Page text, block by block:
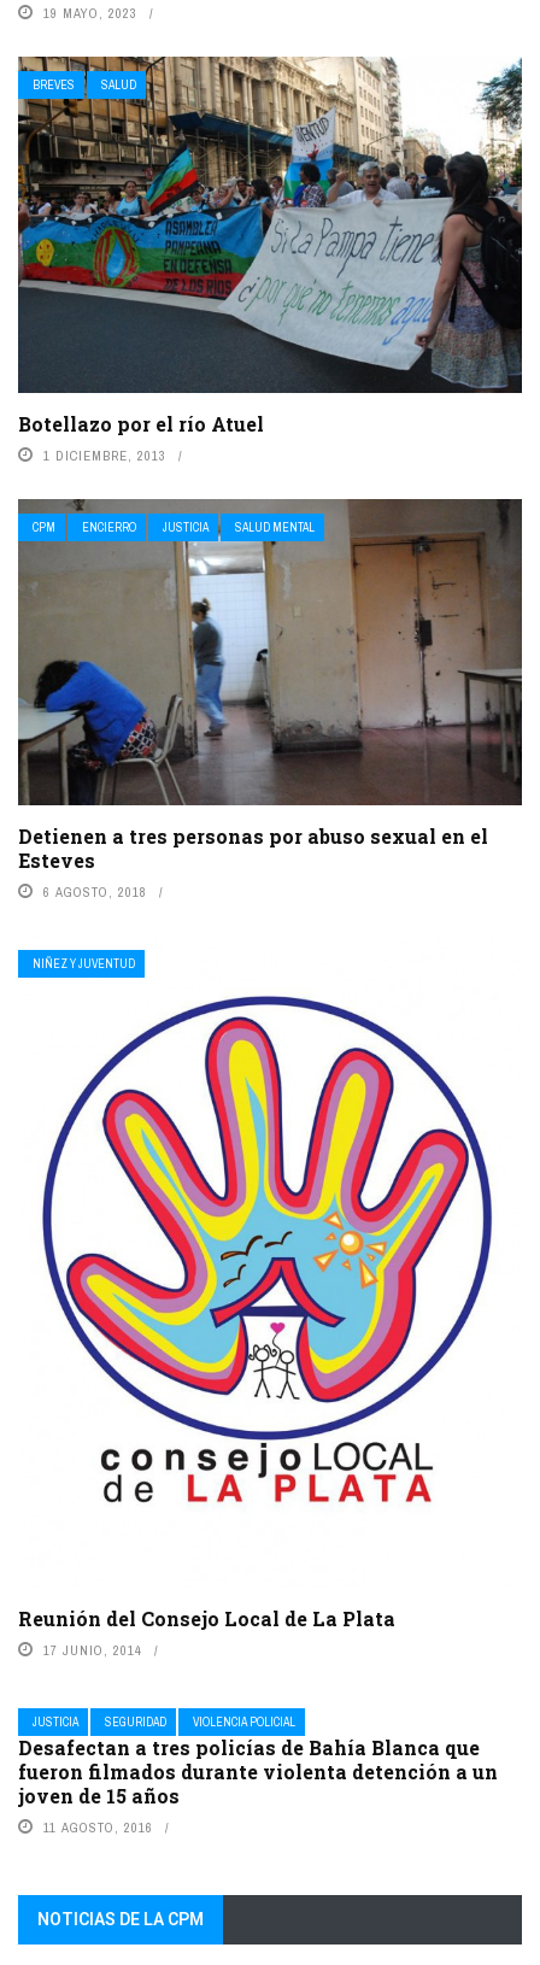
19 MAYO, 2023
BREVES SALUD
Botellazo por el río Atuel
1 DICIEMBRE, 2013
CPM ENCIERRO JUSTICIA SALUD MENTAL
Detienen a tres personas por abuso sexual en el
Esteves
6 AGOSTO, 2018
NIÑEZ Y JUVENTUD
Reunión del Consejo Local de La Plata
17 JUNIO, 2014
JUSTICIA SEGURIDAD VIOLENCIA POLICIAL
Desafectan a tres policías de Bahía Blanca que
fueron filmados durante violenta detención a un
joven de 15 años
11 AGOSTO, 2016
NOTICIAS DE LA CPM